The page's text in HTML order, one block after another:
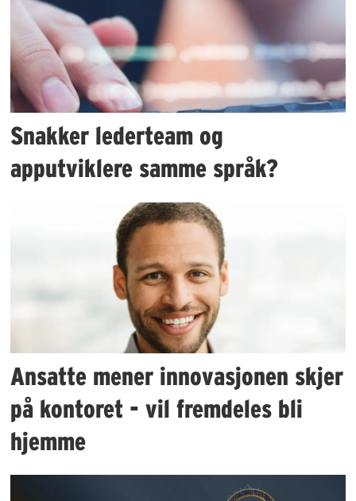
Snakker lederteam og
apputviklere samme språk?
Ansatte mener innovasjonen skjer
på kontoret - vil fremdeles bli
hjemme